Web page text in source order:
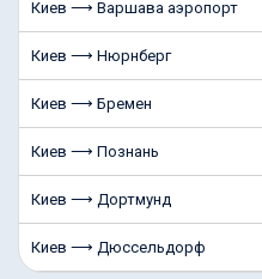
Киев ⟶ Варшава аэропорт
Киев ⟶ Нюрнберг
Киев ⟶ Бремен
Киев ⟶ Познань
Киев ⟶ Дортмунд
Киев ⟶ Дюссельдорф